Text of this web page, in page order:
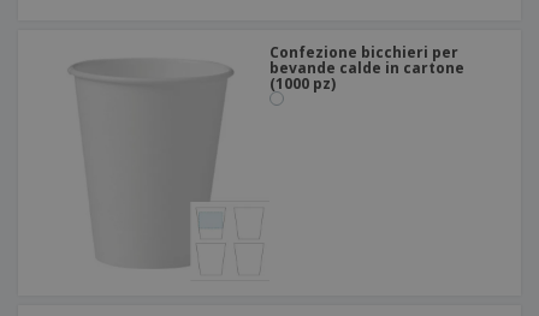
Confezione bicchieri per
bevande calde in cartone
(1000 pz)